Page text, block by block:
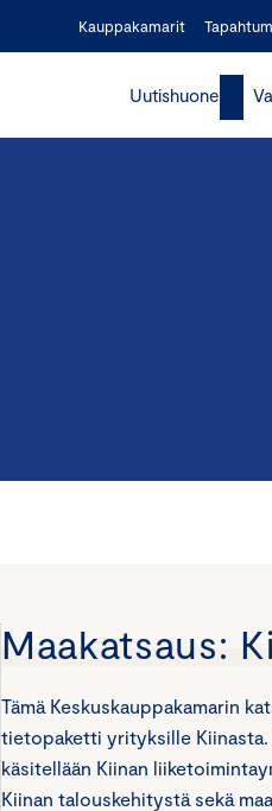
Kauppakamarit
Uutishuone
Maakatsaus:
Tämä Keskuskauppakamarin
tietopaketti yrityksille
käsitellään Kiinan
Kiinan talouskehitystä sekä